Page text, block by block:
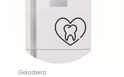
Geladeira